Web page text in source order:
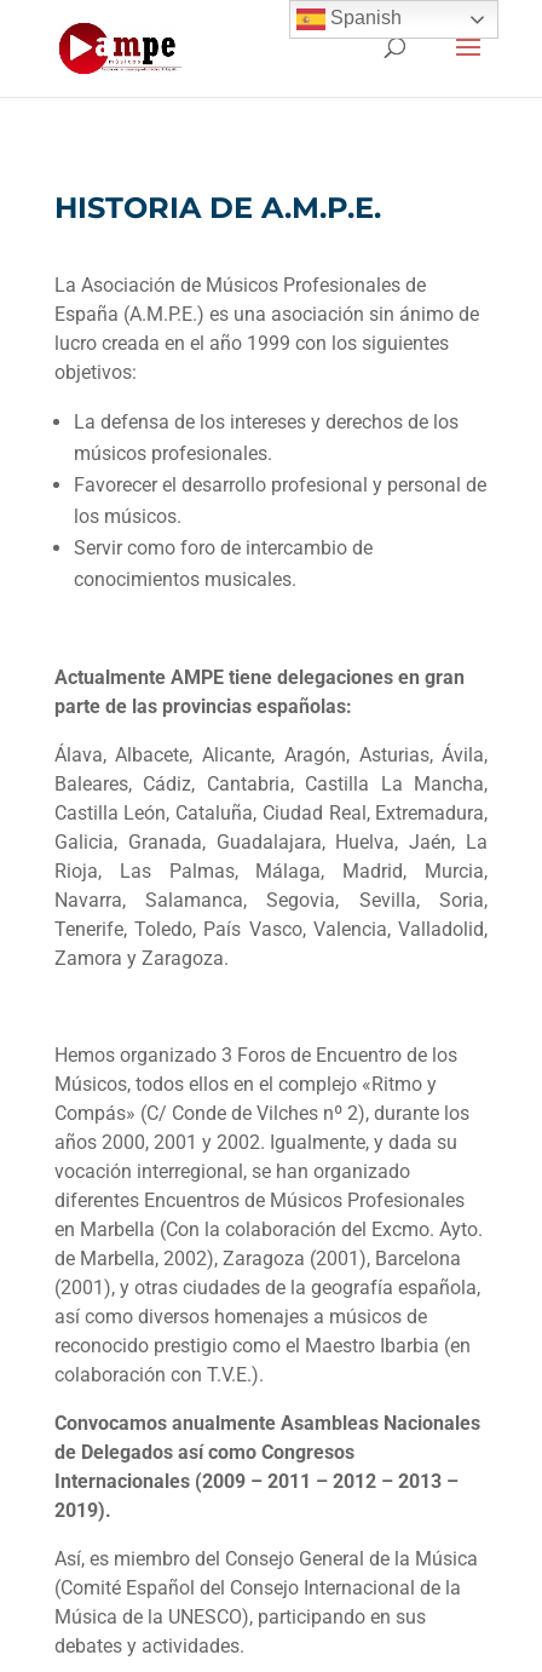
HISTORIA DE A.M.P.E.
La Asociación de Músicos Profesionales de
España (A.M.P.E.) es una asociación sin ánimo de
lucro creada en el año 1999 con los siguientes
objetivos:
La defensa de los intereses y derechos de los
músicos profesionales.
Favorecer el desarrollo profesional y personal de
los músicos.
Servir como foro de intercambio de
conocimientos musicales.
Actualmente AMPE tiene delegaciones en gran
parte de las provincias españolas:
Álava, Albacete, Alicante, Aragón, Asturias, Ávila,
Baleares, Cádiz, Cantabria, Castilla La Mancha,
Castilla León, Cataluña, Ciudad Real, Extremadura,
Galicia, Granada, Guadalajara, Huelva, Jaén, La
Rioja, Las Palmas, Málaga, Madrid, Murcia,
Navarra, Salamanca, Segovia, Sevilla, Soria,
Tenerife, Toledo, País Vasco, Valencia, Valladolid,
Zamora y Zaragoza.
Hemos organizado 3 Foros de Encuentro de los
Músicos, todos ellos en el complejo «Ritmo y
Compás» (C/ Conde de Vilches nº 2), durante los
años 2000, 2001 y 2002. Igualmente, y dada su
vocación interregional, se han organizado
diferentes Encuentros de Músicos Profesionales
en Marbella (Con la colaboración del Excmo. Ayto.
de Marbella, 2002), Zaragoza (2001), Barcelona
(2001), y otras ciudades de la geografía española,
así como diversos homenajes a músicos de
reconocido prestigio como el Maestro Ibarbia (en
colaboración con T.V.E.).
Convocamos anualmente Asambleas Nacionales
de Delegados así como Congresos
Internacionales (2009 – 2011 – 2012 – 2013 –
2019).
Así, es miembro del Consejo General de la Música
(Comité Español del Consejo Internacional de la
Música de la UNESCO), participando en sus
debates y actividades.
Spanish